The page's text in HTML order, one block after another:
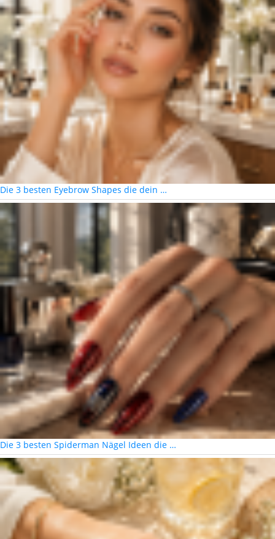
Die 3 besten Eyebrow Shapes die dein …
Die 3 besten Spiderman Nägel Ideen die …